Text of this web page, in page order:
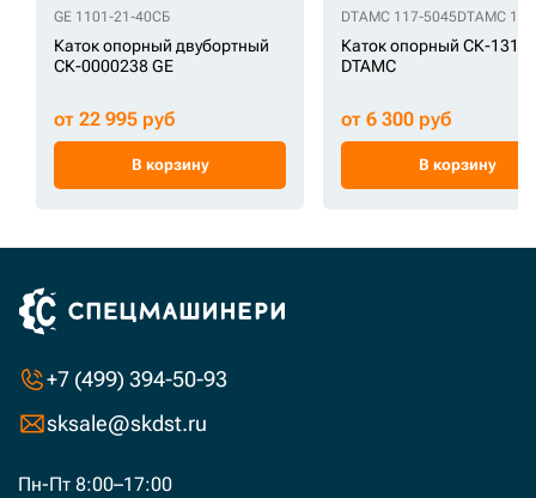
GE 1101-21-40СБ
Каток опорный двубортный
СК-0000238 GE
от 22 995 руб
В корзину
DTAMC 117-5045DTAMC
Каток опорный СК-
DTAMC
от 6 300 руб
В корзину
+7 (499) 394-50-93
sksale@skdst.ru
Пн-Пт 8:00–17:00